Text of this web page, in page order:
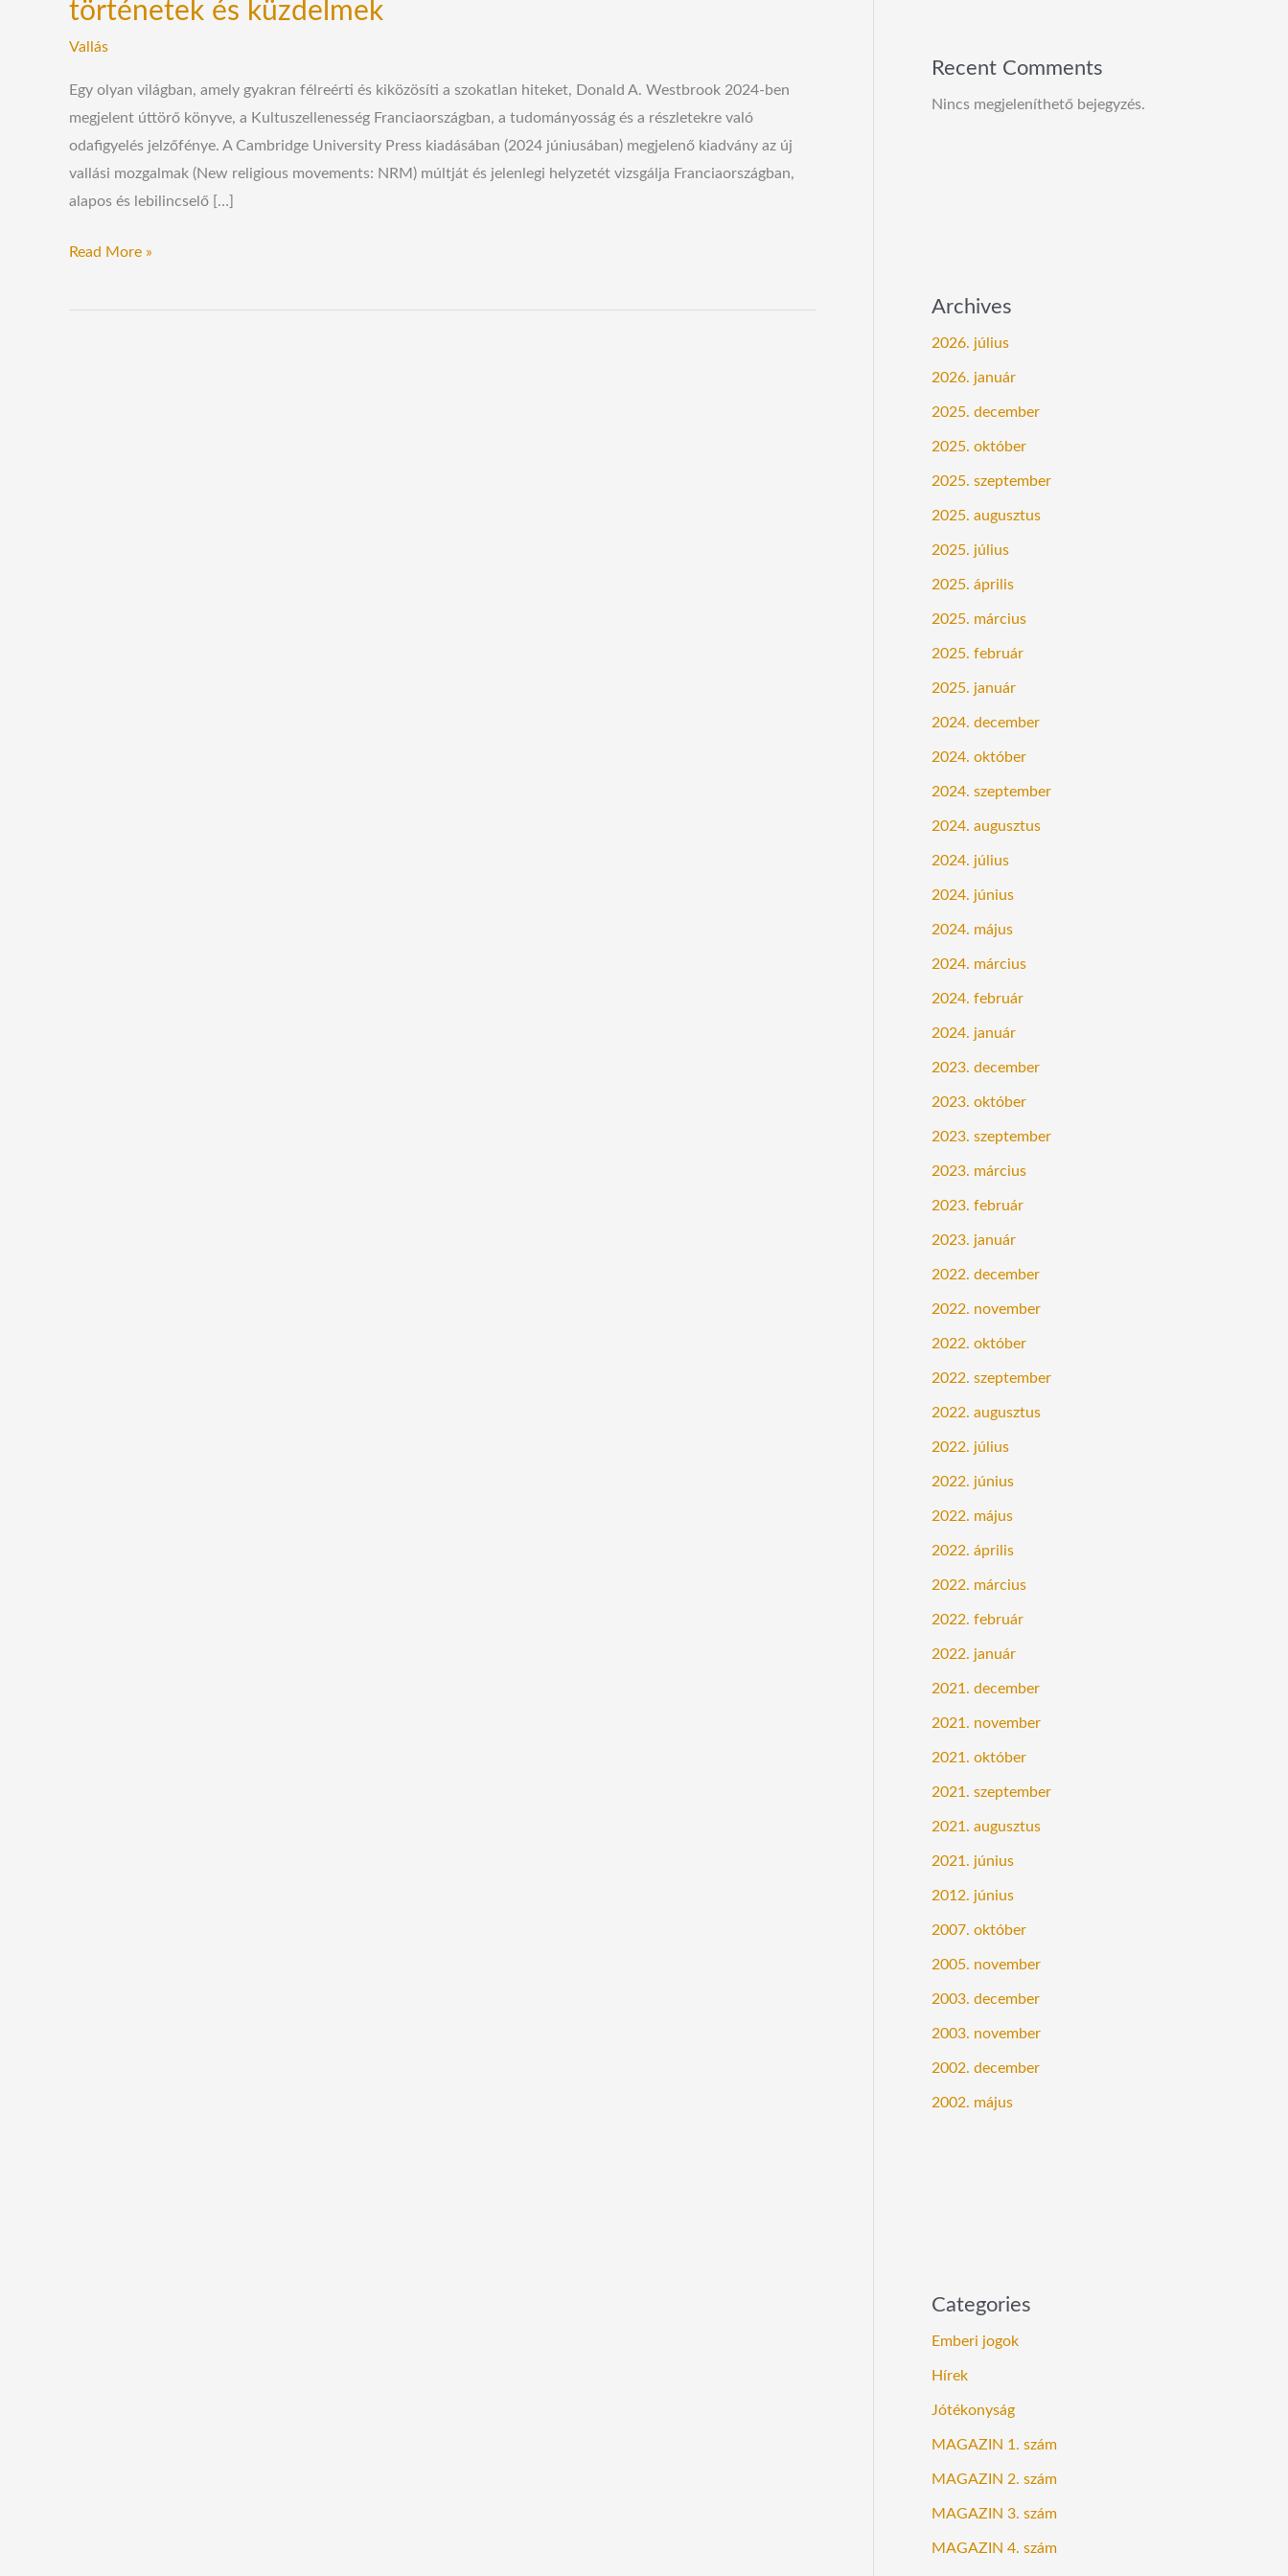
történetek és küzdelmek
Vallás
Egy olyan világban, amely gyakran félreérti és kiközösíti a szokatlan hiteket, Donald A. Westbrook 2024-ben
megjelent úttörő könyve, a Kultuszellenesség Franciaországban, a tudományosság és a részletekre való
odafigyelés jelzőfénye. A Cambridge University Press kiadásában (2024 júniusában) megjelenő kiadvány az új
vallási mozgalmak (New religious movements: NRM) múltját és jelenlegi helyzetét vizsgálja Franciaországban,
alapos és lebilincselő […]
Read More »
Recent Comments
Nincs megjeleníthető bejegyzés.
Archives
2026. július
2026. január
2025. december
2025. október
2025. szeptember
2025. augusztus
2025. július
2025. április
2025. március
2025. február
2025. január
2024. december
2024. október
2024. szeptember
2024. augusztus
2024. július
2024. június
2024. május
2024. március
2024. február
2024. január
2023. december
2023. október
2023. szeptember
2023. március
2023. február
2023. január
2022. december
2022. november
2022. október
2022. szeptember
2022. augusztus
2022. július
2022. június
2022. május
2022. április
2022. március
2022. február
2022. január
2021. december
2021. november
2021. október
2021. szeptember
2021. augusztus
2021. június
2012. június
2007. október
2005. november
2003. december
2003. november
2002. december
2002. május
Categories
Emberi jogok
Hírek
Jótékonyság
MAGAZIN 1. szám
MAGAZIN 2. szám
MAGAZIN 3. szám
MAGAZIN 4. szám